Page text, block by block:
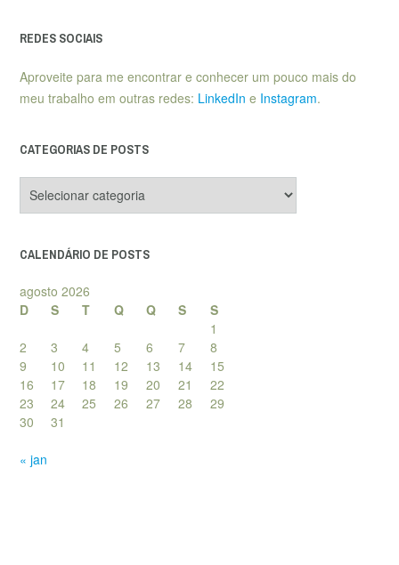
REDES SOCIAIS
Aproveite para me encontrar e conhecer um pouco mais do
meu trabalho em outras redes: LinkedIn e Instagram.
CATEGORIAS DE POSTS
de
CALENDÁRIO DE POSTS
agosto 2026
D
S T Q Q S
S
1
2
3 4 5 6 7
8
9
10 11 12 13 14
15
16
17 18 19 20 21
22
23
24 25 26 27 28
29
30
31
« jan